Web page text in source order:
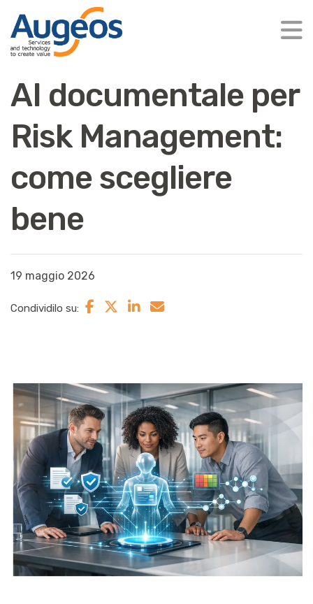
AI documentale per
Risk Management:
come scegliere
bene
19 maggio 2026
Condividilo su: